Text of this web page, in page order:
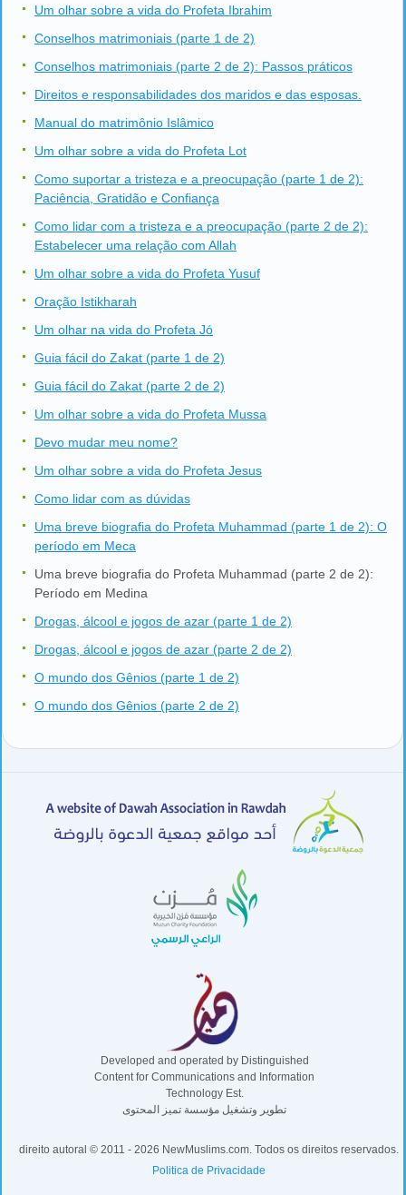
Um olhar sobre a vida do Profeta Ibrahim
Conselhos matrimoniais (parte 1 de 2)
Conselhos matrimoniais (parte 2 de 2): Passos práticos
Direitos e responsabilidades dos maridos e das esposas.
Manual do matrimônio Islâmico
Um olhar sobre a vida do Profeta Lot
Como suportar a tristeza e a preocupação (parte 1 de 2):
Paciência, Gratidão e Confiança
Como lidar com a tristeza e a preocupação (parte 2 de 2):
Estabelecer uma relação com Allah
Um olhar sobre a vida do Profeta Yusuf
Oração Istikharah
Um olhar na vida do Profeta Jó
Guia fácil do Zakat (parte 1 de 2)
Guia fácil do Zakat (parte 2 de 2)
Um olhar sobre a vida do Profeta Mussa
Devo mudar meu nome?
Um olhar sobre a vida do Profeta Jesus
Como lidar com as dúvidas
Uma breve biografia do Profeta Muhammad (parte 1 de 2): O
período em Meca
Uma breve biografia do Profeta Muhammad (parte 2 de 2):
Período em Medina
Drogas, álcool e jogos de azar (parte 1 de 2)
Drogas, álcool e jogos de azar (parte 2 de 2)
O mundo dos Gênios (parte 1 de 2)
O mundo dos Gênios (parte 2 de 2)
Developed and operated by Distinguished
Content for Communications and Information
Technology Est.
تطوير وتشغيل مؤسسة تميز المحتوى
direito autoral © 2011 - 2026 NewMuslims.com. Todos os direitos reservados.
Politica de Privacidade